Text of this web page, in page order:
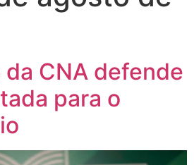
CNA defende
para o